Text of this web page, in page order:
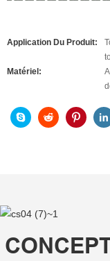
Application Du Produit:
Matériel: